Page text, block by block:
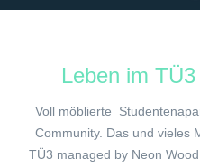
Leben im
Voll möblierte
Community. Das und vieles
TÜ3 managed by Neon